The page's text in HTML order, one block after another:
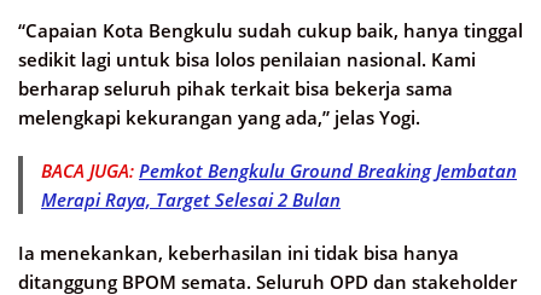
“Capaian Kota Bengkulu sudah cukup baik, hanya tinggal
sedikit lagi untuk bisa lolos penilaian nasional. Kami
berharap seluruh pihak terkait bisa bekerja sama
melengkapi kekurangan yang ada,” jelas Yogi.
BACA JUGA: Pemkot Bengkulu Ground Breaking Jembatan
Merapi Raya, Target Selesai 2 Bulan
Ia menekankan, keberhasilan ini tidak bisa hanya
ditanggung BPOM semata. Seluruh OPD dan stakeholder